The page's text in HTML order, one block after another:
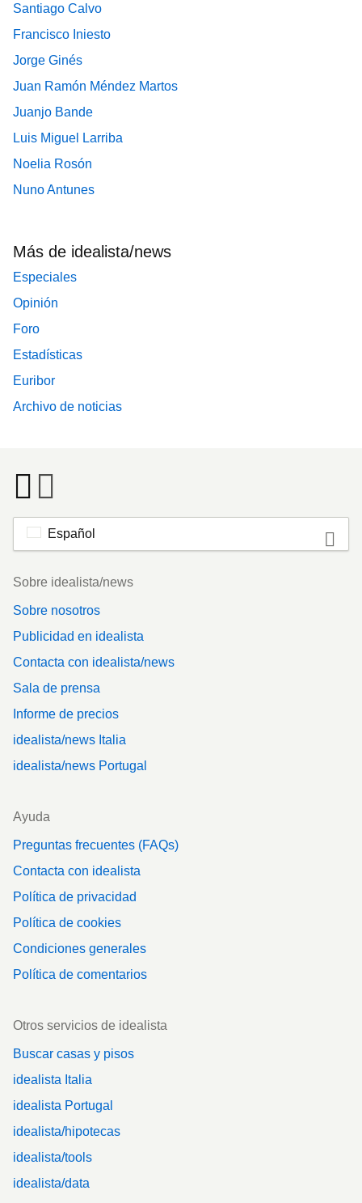
Santiago Calvo
Francisco Iniesto
Jorge Ginés
Juan Ramón Méndez Martos
Juanjo Bande
Luis Miguel Larriba
Noelia Rosón
Nuno Antunes
Más de idealista/news
Especiales
Opinión
Foro
Estadísticas
Euribor
Archivo de noticias
Español
Footer
Sobre idealista/news
Sobre nosotros
Publicidad en idealista
Contacta con idealista/news
Sala de prensa
Informe de precios
idealista/news Italia
idealista/news Portugal
Ayuda
Preguntas frecuentes (FAQs)
Contacta con idealista
Política de privacidad
Política de cookies
Condiciones generales
Política de comentarios
Otros servicios de idealista
Buscar casas y pisos
idealista Italia
idealista Portugal
idealista/hipotecas
idealista/tools
idealista/data